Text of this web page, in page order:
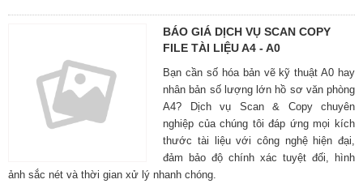
BÁO GIÁ DỊCH VỤ SCAN COPY
FILE TÀI LIỆU A4 - A0
Bạn cần số hóa bản vẽ kỹ thuật A0 hay
nhân bản số lượng lớn hồ sơ văn phòng
A4? Dịch vụ Scan & Copy chuyên
nghiệp của chúng tôi đáp ứng mọi kích
thước tài liệu với công nghệ hiện đại,
đảm bảo độ chính xác tuyệt đối, hình
ảnh sắc nét và thời gian xử lý nhanh chóng.